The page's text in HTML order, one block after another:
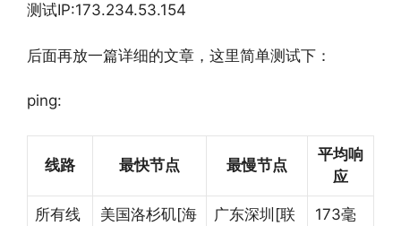
测试IP:173.234.53.154
后面再放一篇详细的文章，这里简单测试下：
ping:
线路 最快节点 最慢节点
平均响
应
所有线
美国洛杉矶[海
广东深圳[联
173毫